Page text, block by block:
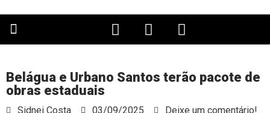
Belágua e Urbano Santos terão pacote de
obras estaduais
Sidnei Costa 03/09/2025 Deixe um comentário!